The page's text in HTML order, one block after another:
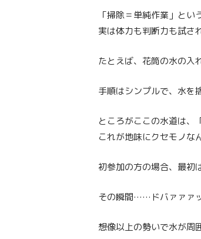
「掃除＝単純作業」とい
実は体力も判断力も試さ
たとえば、花筒の水の入
手順はシンプルで、水を
ところがここの水道は、
これが地味にクセモノな
初参加の方の場合、最初
その瞬間……ドバァァァ
想像以上の勢いで水が周